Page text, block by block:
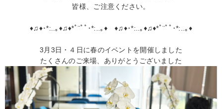
皆様、ご注意ください。
♦♫♦･*:..｡♦♫♦*ﾟ¨ﾟﾟ･*:..｡♦ ♦♫♦･*:..｡♦♫♦*ﾟ¨ﾟﾟ･*:..｡♦
3月3日・４日に春のイベントを開催しました
たくさんのご来場、ありがとうございました